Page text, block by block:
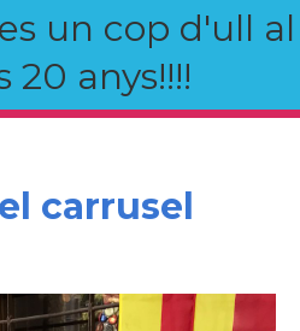
un cop d'ull al
20 anys!!!!
carrusel